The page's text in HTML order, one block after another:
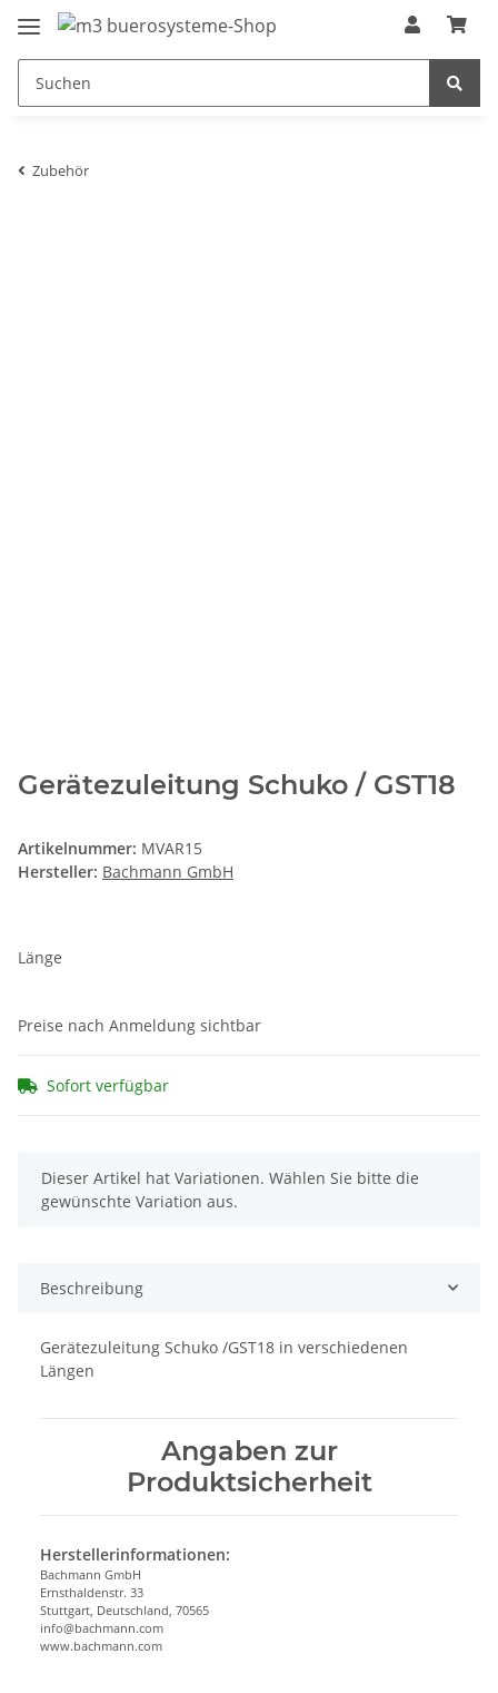
Zubehör
Gerätezuleitung Schuko / GST18
Artikelnummer: MVAR15
Hersteller: Bachmann GmbH
Länge
Preise nach Anmeldung sichtbar
Sofort verfügbar
x
Dieser Artikel hat Variationen. Wählen Sie bitte die
gewünschte Variation aus.
Beschreibung
Gerätezuleitung Schuko /GST18 in verschiedenen
Längen
Angaben zur
Produktsicherheit
Herstellerinformationen:
Bachmann GmbH
Ernsthaldenstr. 33
Stuttgart, Deutschland, 70565
info@bachmann.com
www.bachmann.com